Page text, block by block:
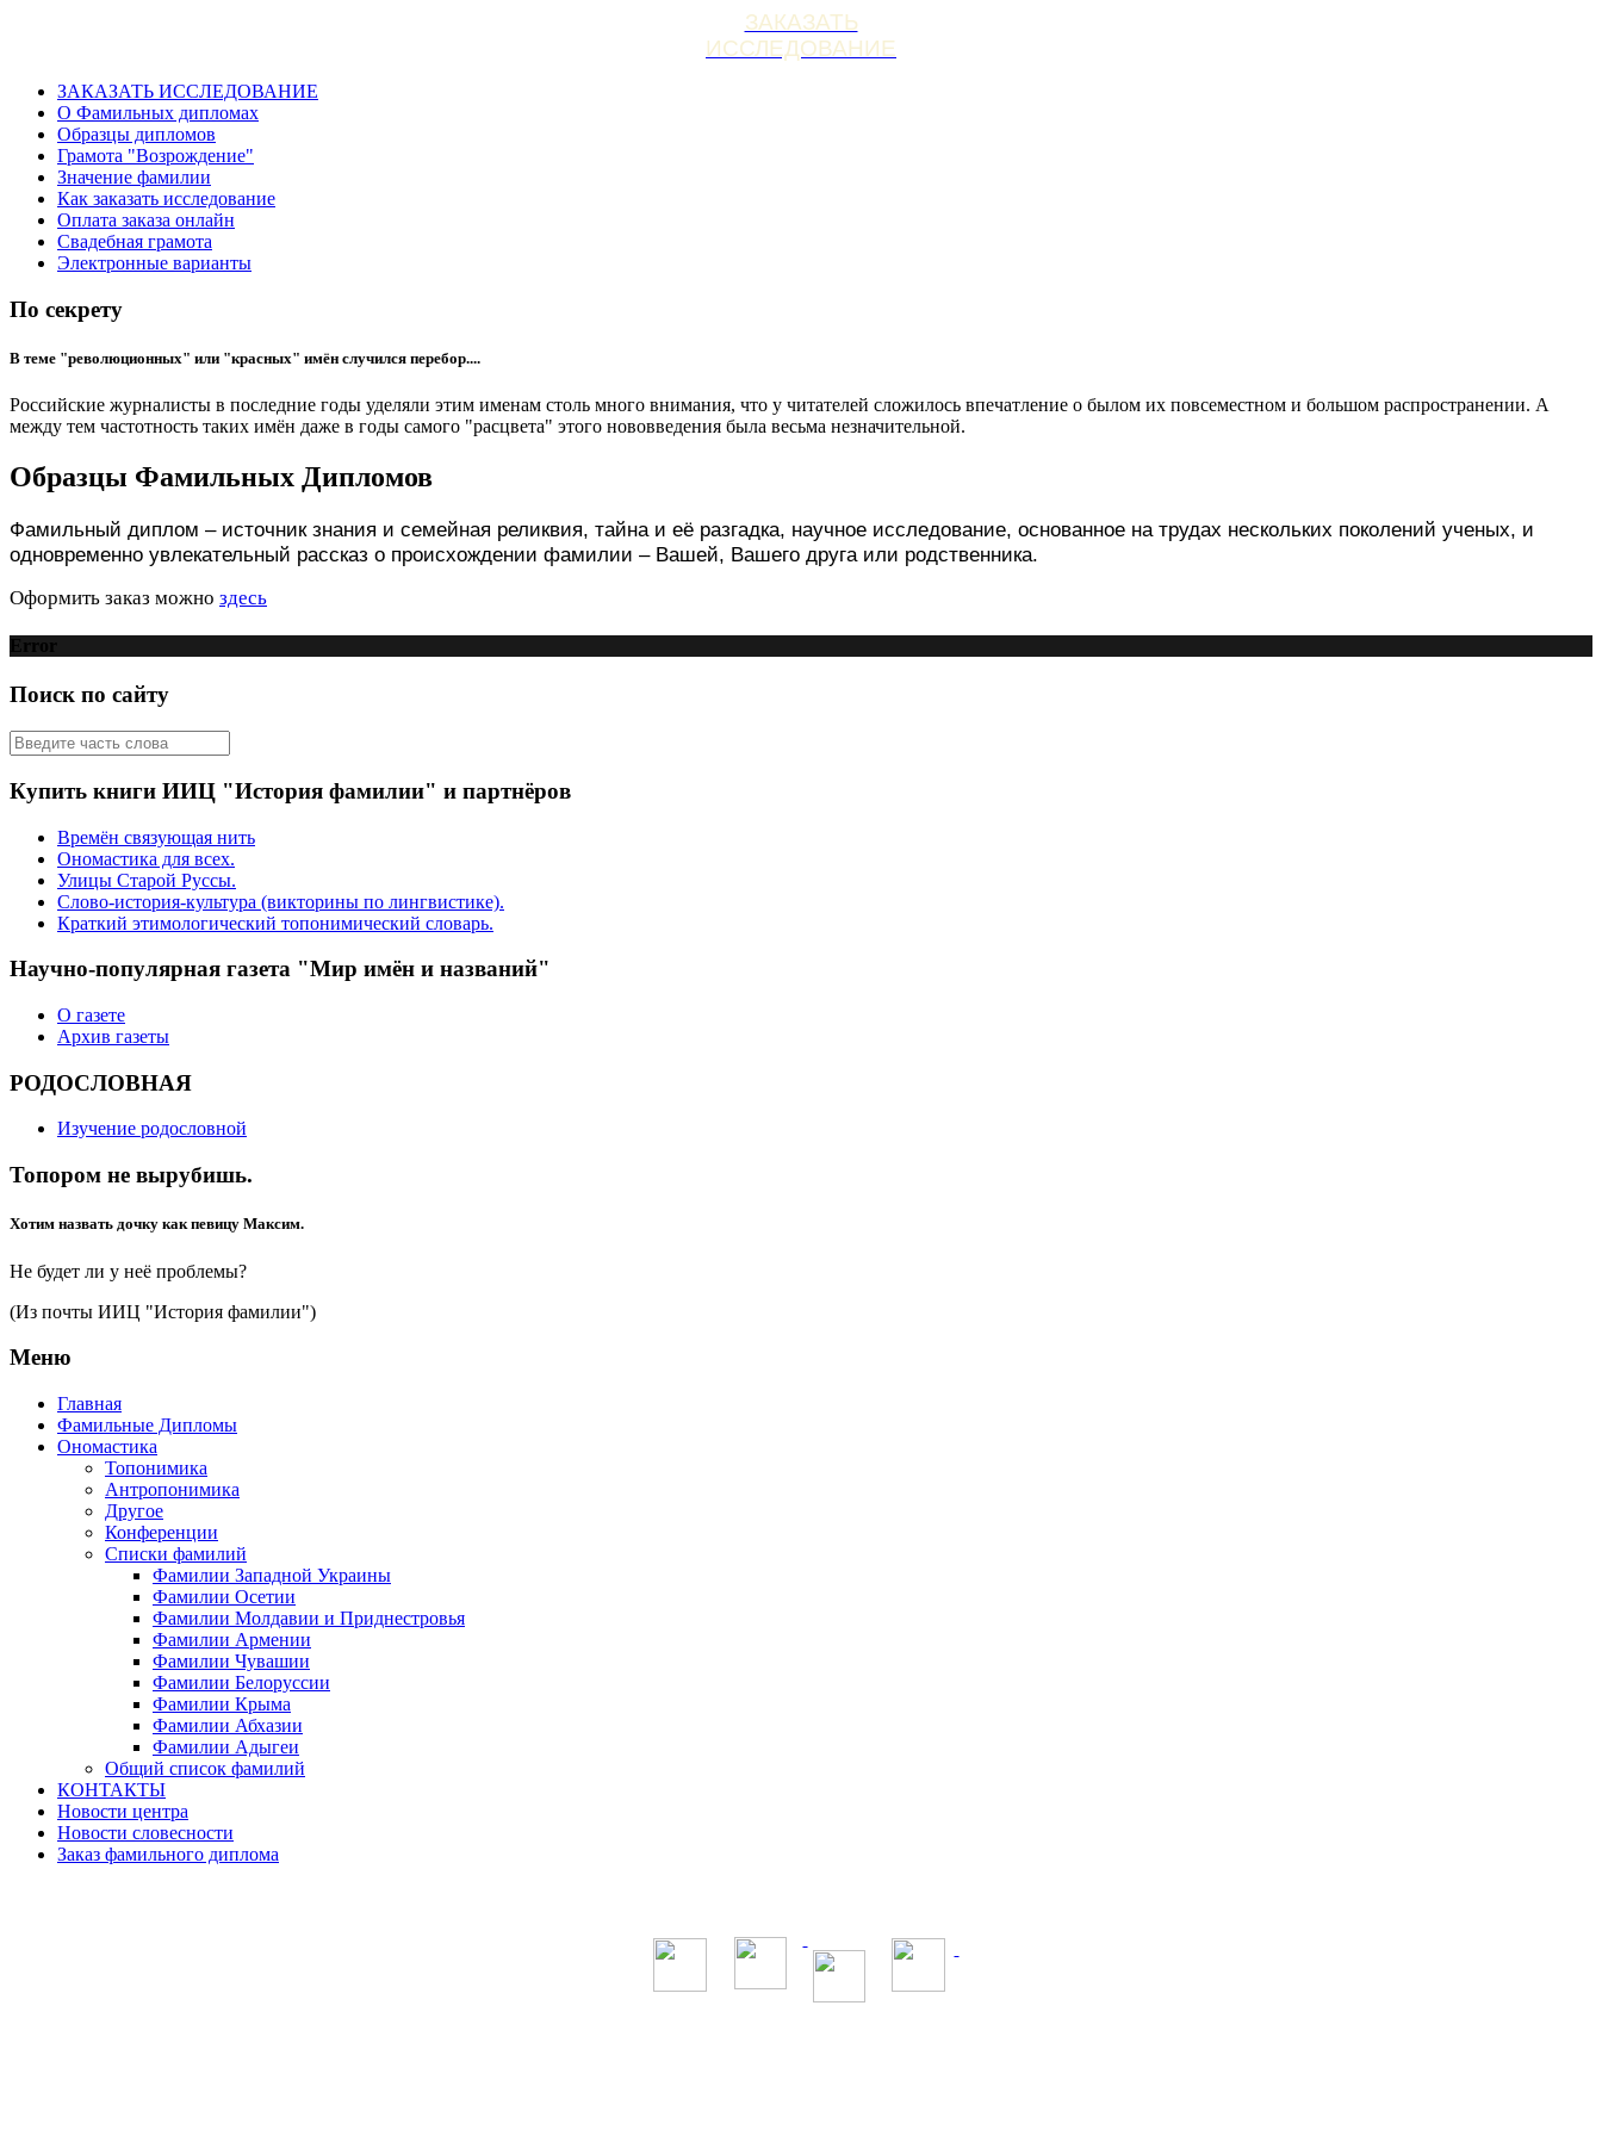
ЗАКАЗАТЬ
ИССЛЕДОВАНИЕ
ЗАКАЗАТЬ ИССЛЕДОВАНИЕ
О Фамильных дипломах
Образцы дипломов
Грамота "Возрождение"
Значение фамилии
Как заказать исследование
Оплата заказа онлайн
Свадебная грамота
Электронные варианты
По секрету
В теме "революционных" или "красных" имён случился перебор....
Российские журналисты в последние годы уделяли этим именам столь много внимания, что у читателей сложилось впечатление о былом их повсеместном и большом распространении. А
между тем частотность таких имён даже в годы самого "расцвета" этого нововведения была весьма незначительной.
Образцы Фамильных Дипломов
Фамильный диплом – источник знания и семейная реликвия, тайна и её разгадка, научное исследование, основанное на трудах нескольких поколений ученых, и
одновременно увлекательный рассказ о происхождении фамилии – Вашей, Вашего друга или родственника.
Оформить заказ можно здесь
Error
Поиск по сайту
Купить книги ИИЦ "История фамилии" и партнёров
Времён связующая нить
Ономастика для всех.
Улицы Старой Руссы.
Слово-история-культура (викторины по лингвистике).
Краткий этимологический топонимический словарь.
Научно-популярная газета "Мир имён и названий"
О газете
Архив газеты
РОДОСЛОВНАЯ
Изучение родословной
Топором не вырубишь.
Хотим назвать дочку как певицу Максим.
Не будет ли у неё проблемы?
(Из почты ИИЦ "История фамилии")
Меню
Главная
Фамильные Дипломы
Ономастика
Топонимика
Антропонимика
Другое
Конференции
Списки фамилий
Фамилии Западной Украины
Фамилии Осетии
Фамилии Молдавии и Приднестровья
Фамилии Армении
Фамилии Чувашии
Фамилии Белоруссии
Фамилии Крыма
Фамилии Абхазии
Фамилии Адыгеи
Общий список фамилий
КОНТАКТЫ
Новости центра
Новости словесности
Заказ фамильного диплома